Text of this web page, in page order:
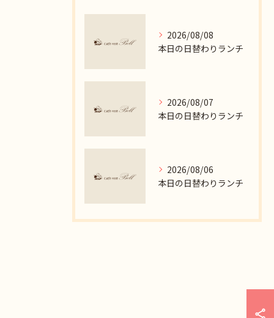
2026/08/08
本日の日替わりランチ
2026/08/07
本日の日替わりランチ
2026/08/06
本日の日替わりランチ